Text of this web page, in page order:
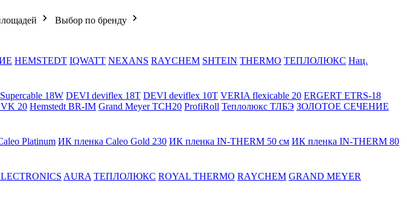
Выбор по бренду
HEMSTEDT IQWATT NEXANS RAYCHEM SHTEIN THERMO ТЕПЛОЛЮКС Нац.
18W DEVI deviflex 18T DEVI deviflex 10T VERIA flexicable 20 ERGERT ETRS-18
20 Hemstedt BR-IM Grand Meyer TCH20 ProfiRoll Теплолюкс ТЛБЭ ЗОЛОТОЕ СЕЧЕНИЕ
Platinum ИК пленка Caleo Gold 230 ИК пленка IN-THERM 50 см ИК пленка IN-THERM 80
AURA ТЕПЛОЛЮКС ROYAL THERMO RAYCHEM GRAND MEYER